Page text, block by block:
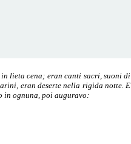
lieta cena; eran canti sacri, suoni di
eran deserte nella rigida notte. E
in ognuna, poi auguravo: